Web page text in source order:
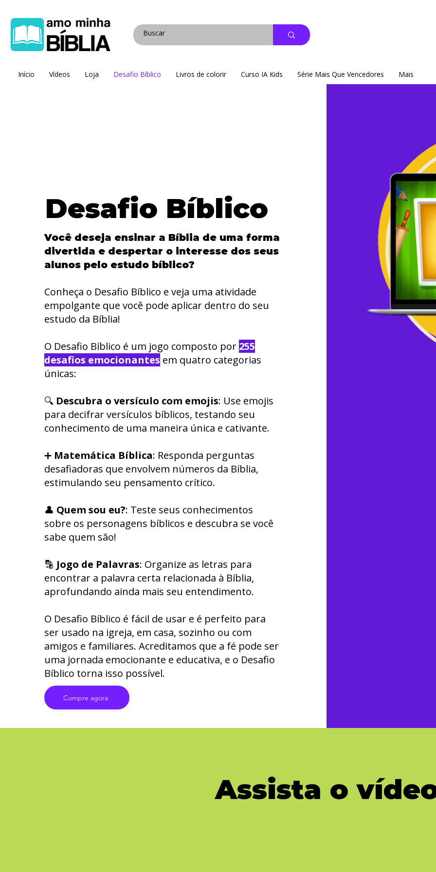
Início Vídeos Loja Desafio Bíblico Livros de colorir Curso IA Kids Série Mais Que Vencedores Mais
Desafio Bíblico
Você deseja ensinar a Bíblia de uma forma
divertida e despertar o interesse dos seus
alunos pelo estudo bíblico?
Conheça o Desafio Bíblico e veja uma atividade
empolgante que você pode aplicar dentro do seu
estudo da Bíblia!
O Desafio Bíblico é um jogo composto por 255
desafios emocionantes em quatro categorias
únicas:
🔍 Descubra o versículo com emojis: Use emojis
para decifrar versículos bíblicos, testando seu
conhecimento de uma maneira única e cativante.
➕ Matemática Bíblica: Responda perguntas
desafiadoras que envolvem números da Bíblia,
estimulando seu pensamento crítico.
👤 Quem sou eu?: Teste seus conhecimentos
sobre os personagens bíblicos e descubra se você
sabe quem são!
🔡 Jogo de Palavras: Organize as letras para
encontrar a palavra certa relacionada à Bíblia,
aprofundando ainda mais seu entendimento.
O Desafio Bíblico é fácil de usar e é perfeito para
ser usado na igreja, em casa, sozinho ou com
amigos e familiares. Acreditamos que a fé pode ser
uma jornada emocionante e educativa, e o Desafio
Bíblico torna isso possível.
Compre agora
Assista o